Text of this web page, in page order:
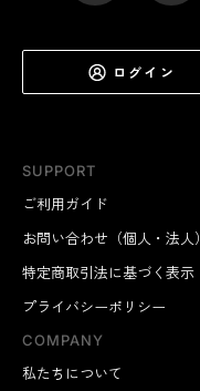
SUPPORT
ご利用ガイド
お問い合わせ（個人・法人）
特定商取引法に基づく表示
プライバシーポリシー
COMPANY
私たちについて
ログイン